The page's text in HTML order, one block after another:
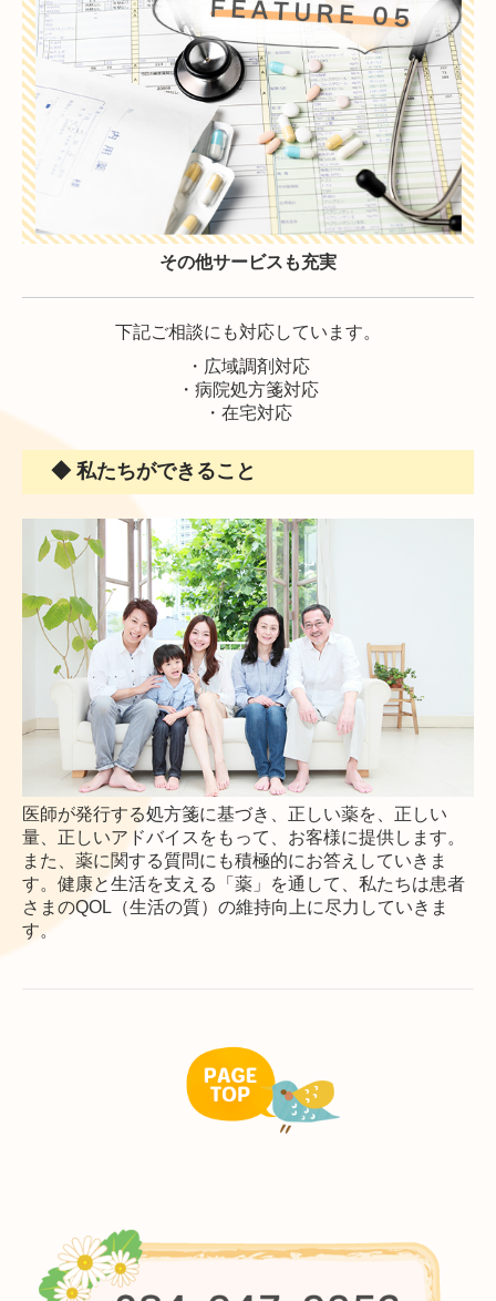
その他サービスも充実
下記ご相談にも対応しています。
・広域調剤対応
・病院処方箋対応
・在宅対応
◆ 私たちができること
医師が発行する処方箋に基づき、正しい薬を、正しい
量、正しいアドバイスをもって、お客様に提供します。
また、薬に関する質問にも積極的にお答えしていきま
す。健康と生活を支える「薬」を通して、私たちは患者
さまのQOL（生活の質）の維持向上に尽力していきま
す。